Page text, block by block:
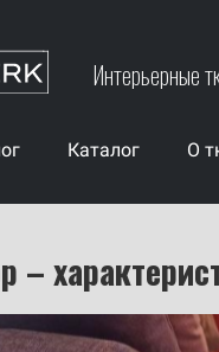
Интерьерные
Каталог О
–